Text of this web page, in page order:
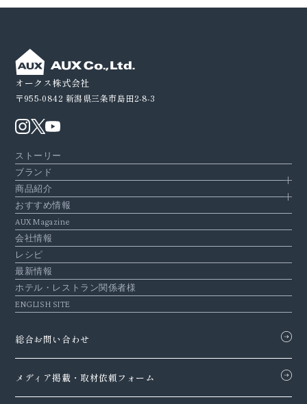
オークス株式会社
〒955-0842 新潟県三条市島田2-8-3
ストーリー
ブランド
商品紹介
おすすめ情報
AUX Magazine
会社情報
レシピ
最新情報
ホテル・レストラン関係者様
ENGLISH SITE
総合お問い合わせ
メディア掲載・取材依頼フォーム